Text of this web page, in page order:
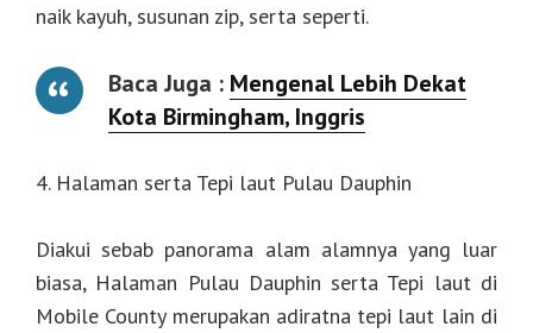
naik kayuh, susunan zip, serta seperti.
Baca Juga : Mengenal Lebih Dekat
Kota Birmingham, Inggris
4. Halaman serta Tepi laut Pulau Dauphin
Diakui sebab panorama alam alamnya yang luar
biasa, Halaman Pulau Dauphin serta Tepi laut di
Mobile County merupakan adiratna tepi laut lain di